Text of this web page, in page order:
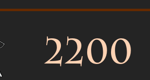
2200